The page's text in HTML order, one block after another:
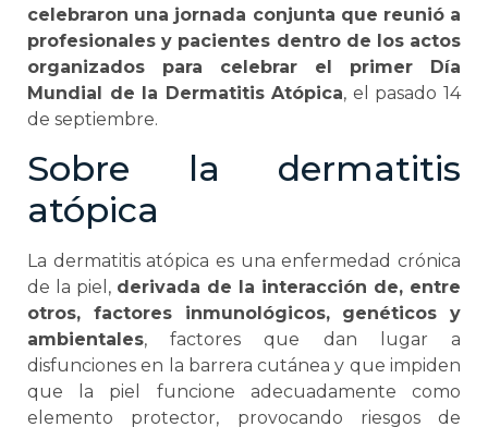
celebraron una jornada conjunta que reunió a
profesionales y pacientes dentro de los actos
organizados para celebrar el primer Día
Mundial de la Dermatitis Atópica, el pasado 14
de septiembre.
Sobre la dermatitis
atópica
La dermatitis atópica es una enfermedad crónica
de la piel, derivada de la interacción de, entre
otros, factores inmunológicos, genéticos y
ambientales, factores que dan lugar a
disfunciones en la barrera cutánea y que impiden
que la piel funcione adecuadamente como
elemento protector, provocando riesgos de